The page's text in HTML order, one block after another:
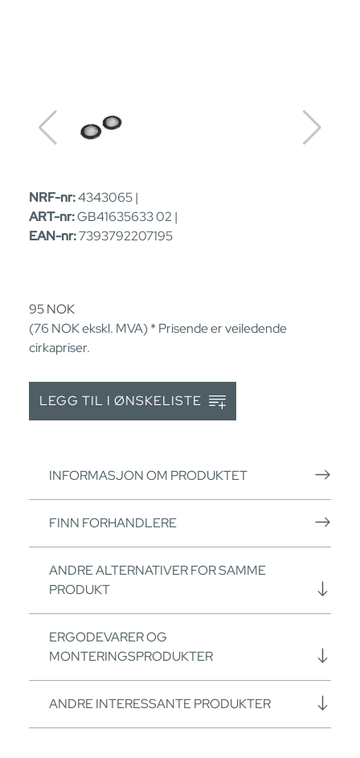
NRF-nr:4343065 |
ART-nr:GB41635633 02 |
EAN-nr:7393792207195
95NOK
(76 NOKekskl. MVA) * Prisende er veiledende
cirkapriser.
LEGG TIL I ØNSKELISTE
INFORMASJON OM PRODUKTET
FINN FORHANDLERE
ANDRE ALTERNATIVER FOR SAMME
PRODUKT
ERGODEVARER OG
MONTERINGSPRODUKTER
ANDRE INTERESSANTE PRODUKTER